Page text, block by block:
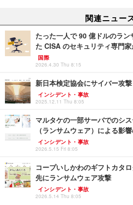
関連ニュー
たった一人で 90 億ドルのラ
た CISA のセキュリティ専門
国際
2026.4.30 Thu 8:15
新日本検定協会にサイバー攻撃
インシデント・事故
2025.12.11 Thu 8:05
マルタケの一部サーバでのシ
（ランサムウェア）による影
インシデント・事故
2026.5.15 Fri 8:05
コープいしかわのギフトカタ
先にランサムウェア攻撃
インシデント・事故
2026.5.14 Thu 8:05